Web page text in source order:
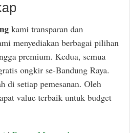
kami transparan dan
menyediakan berbagai pilihan
premium. Kedua, semua
ongkir se-Bandung Raya.
di setiap pemesanan. Oleh
value terbaik untuk budget